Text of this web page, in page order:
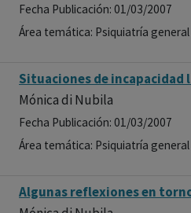
Fecha Publicación: 01/03/2007
Área temática: Psiquiatría
Situaciones de
Mónica di Nubila
Fecha Publicación: 01/03/2007
Área temática: Psiquiatría general
Algunas reflexiones en